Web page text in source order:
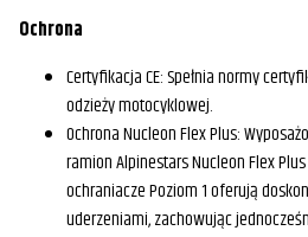
Ochrona
Certyfikacja CE: Spełnia normy
odzieży motocyklowej.
Ochrona Nucleon Flex Plus:
ramion Alpinestars Nucleon Flex
ochraniacze Poziom 1 oferują
uderzeniami, zachowując